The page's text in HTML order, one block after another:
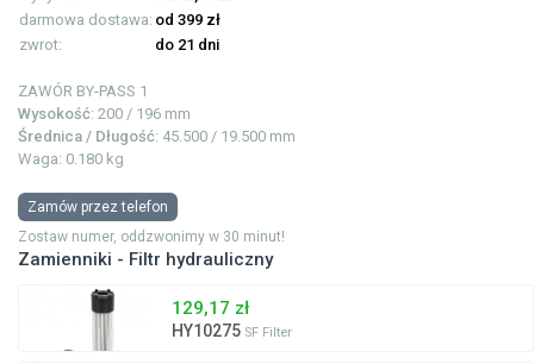
darmowa dostawa: od 399 zł
zwrot:
do 21 dni
ZAWÓR BY-PASS 1
Wysokość: 200 / 196 mm
Średnica / Długość: 45.500 / 19.500 mm
Waga: 0.180 kg
Zamów przez telefon
Zostaw numer, oddzwonimy w 30 minut!
Zamienniki - Filtr hydrauliczny
129,17 zł
HY10275 SF Filter